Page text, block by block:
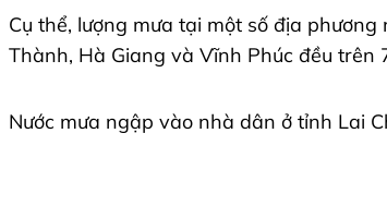
Cụ thể, lượng mưa tại một số địa
Thành, Hà Giang và Vĩnh Phúc đều trên
Nước mưa ngập vào nhà dân ở tỉnh Lai